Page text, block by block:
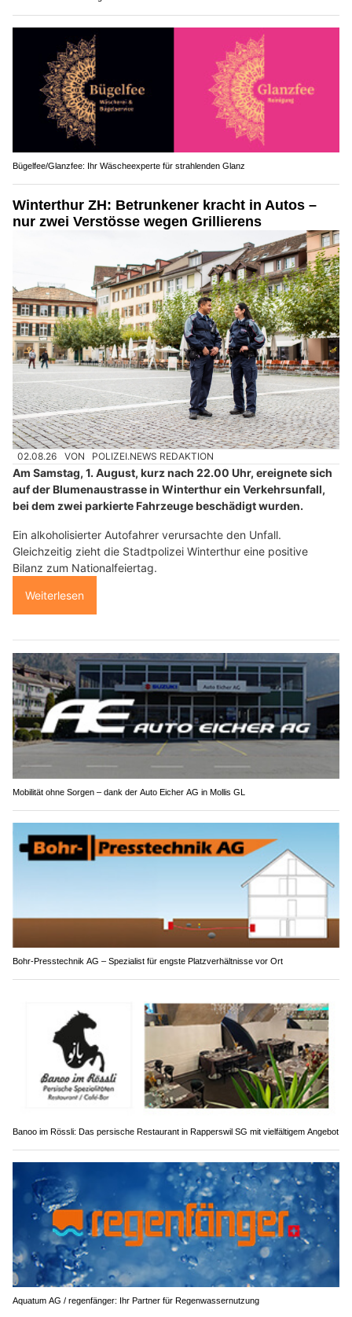
Bügelfee/Glanzfee: Ihr Wäscheexperte für strahlenden Glanz
Winterthur ZH: Betrunkener kracht in Autos –
nur zwei Verstösse wegen Grillierens
02.08.26 VON POLIZEI.NEWS REDAKTION
Am Samstag, 1. August, kurz nach 22.00 Uhr, ereignete sich
auf der Blumenaustrasse in Winterthur ein Verkehrsunfall,
bei dem zwei parkierte Fahrzeuge beschädigt wurden.
Ein alkoholisierter Autofahrer verursachte den Unfall.
Gleichzeitig zieht die Stadtpolizei Winterthur eine positive
Bilanz zum Nationalfeiertag.
Weiterlesen
Mobilität ohne Sorgen – dank der Auto Eicher AG in Mollis GL
Bohr-Presstechnik AG – Spezialist für engste Platzverhältnisse vor Ort
Banoo im Rössli: Das persische Restaurant in Rapperswil SG mit vielfältigem Angebot
Aquatum AG / regenfänger: Ihr Partner für Regenwassernutzung